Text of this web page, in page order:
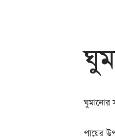
ঘুমানোর
পায়ের